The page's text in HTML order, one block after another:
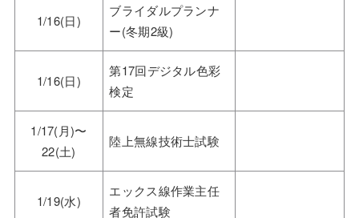
1/16(日)
ブライダルプランナ
ー(冬期2級)
1/16(日)
第17回デジタル色彩
検定
1/17(月)〜
22(土)
陸上無線技術士試験
1/19(水)
エックス線作業主任
者免許試験